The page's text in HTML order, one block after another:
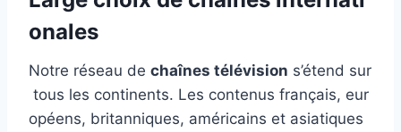
onales
Notre réseau de chaînes télévision s’étend sur
tous les continents. Les contenus français, eur
opéens, britanniques, américains et asiatiques